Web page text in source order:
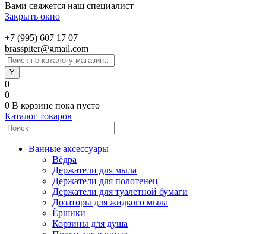
Вами свяжется наш специалист
Закрыть окно
+7 (995) 607 17 07
brasspiter@gmail.com
0
0
0 В корзине пока пусто
Каталог товаров
Ванные аксессуары
Вёдра
Держатели для мыла
Держатели для полотенец
Держатели для туалетной бумаги
Дозаторы для жидкого мыла
Ёршики
Корзины для душа